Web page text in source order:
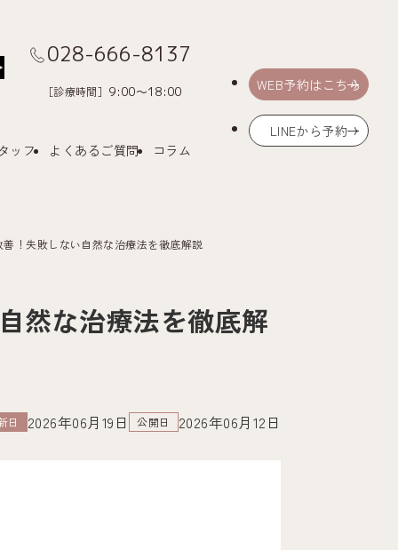
028-666-8137
［診療時間］ 9:00～18:00
ッフ よくあるご質問 コラム
WEB予約はこちら
LINEから予約
！失敗しない自然な治療法を徹底解説
然な治療法を徹底解
日 2026年06月19日 公開日 2026年06月12日